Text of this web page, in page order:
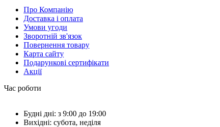
Про Компанію
Доставка і оплата
Умови угоди
Зворотній зв'язок
Повернення товару
Карта сайту
Подарункові сертифікати
Акції
Час роботи
Будні дні: з 9:00 до 19:00
Вихідні: субота, неділя